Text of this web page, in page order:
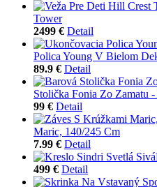
Tower
2499 € Detail
Polica Young V Bielom
89.9 € Detail
Stolička Fonia Zo Zamatu
99 € Detail
Maric, 140/245 Cm
7.99 € Detail
499 € Detail